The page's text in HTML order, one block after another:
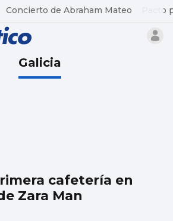
Concierto de Abraham Mateo Pacto
Galicia
cafetería en
Zara Man